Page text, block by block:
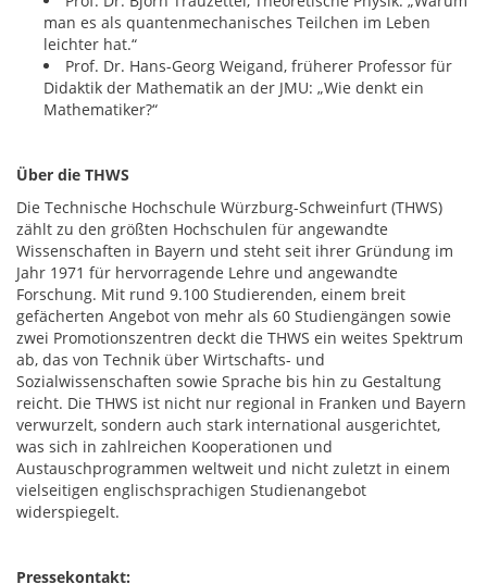
man es als quantenmechanisches Teilchen im Leben
leichter hat.“
Prof. Dr. Hans-Georg Weigand, früherer Professor für
Didaktik der Mathematik an der JMU: „Wie denkt ein
Mathematiker?“
Über die THWS
Die Technische Hochschule Würzburg-Schweinfurt (THWS)
zählt zu den größten Hochschulen für angewandte
Wissenschaften in Bayern und steht seit ihrer Gründung im
Jahr 1971 für hervorragende Lehre und angewandte
Forschung. Mit rund 9.100 Studierenden, einem breit
gefächerten Angebot von mehr als 60 Studiengängen sowie
zwei Promotionszentren deckt die THWS ein weites Spektrum
ab, das von Technik über Wirtschafts- und
Sozialwissenschaften sowie Sprache bis hin zu Gestaltung
reicht. Die THWS ist nicht nur regional in Franken und Bayern
verwurzelt, sondern auch stark international ausgerichtet,
was sich in zahlreichen Kooperationen und
Austauschprogrammen weltweit und nicht zuletzt in einem
vielseitigen englischsprachigen Studienangebot
widerspiegelt.
Pressekontakt: